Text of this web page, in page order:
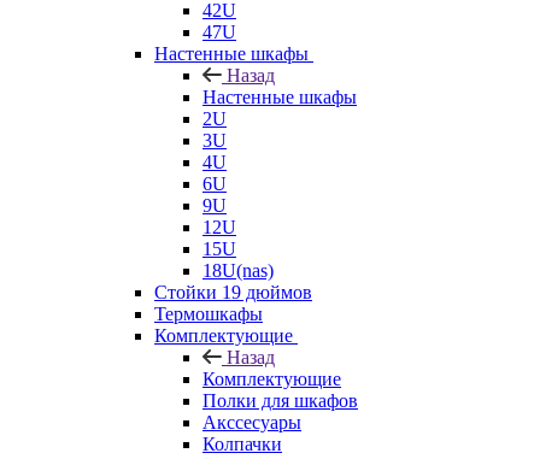
42U
47U
Настенные шкафы
Назад
Настенные шкафы
2U
3U
4U
6U
9U
12U
15U
18U(nas)
Стойки 19 дюймов
Термошкафы
Комплектующие
Назад
Комплектующие
Полки для шкафов
Акссесуары
Колпачки